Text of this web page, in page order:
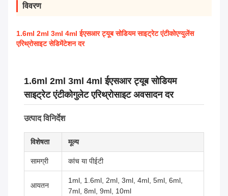
विवरण
1.6ml 2ml 3ml 4ml ईएसआर ट्यूब सोडियम साइट्रेट एंटीकोएग्युलेंस
एरिथ्रोसाइट सेडिमेंटेशन दर
1.6ml 2ml 3ml 4ml ईएसआर ट्यूब सोडियम
साइट्रेट एंटीकोगुलेट एरिथ्रोसाइट अवसादन दर
उत्पाद विनिर्देश
विशेषता मूल्य
सामग्री कांच या पीईटी
आयतन
1ml, 1.6ml, 2ml, 3ml, 4ml, 5ml, 6ml,
7ml, 8ml, 9ml, 10ml